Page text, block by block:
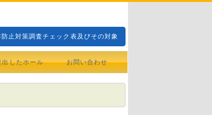
防止対策調査チェック表及びその対象
出したホール お問い合わせ